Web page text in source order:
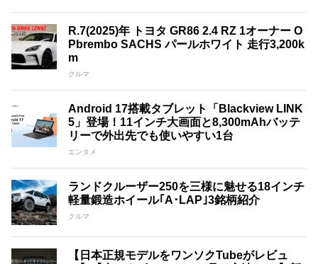
R.7(2025)年 トヨタ GR86 2.4 RZ 1オーナー O
Pbrembo SACHS パールホワイト 走行3,200k
m
クルマ
Android 17搭載タブレット「Blackview LINK
5」登場！11インチ大画面と8,300mAhバッテ
リーで外出先でも使いやすい1台
エンタメ
ランドクルーザー250を三様に魅せる18インチ
軽量鍛造ホイール｢A･LAP｣3銘柄紹介
クルマ
【日本正規モデルをワンソクTubeがレビュ